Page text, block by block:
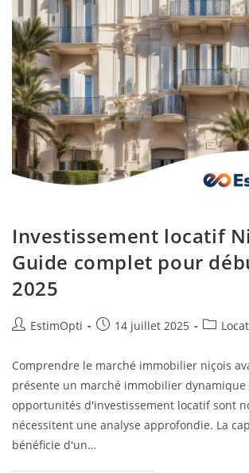
Investissement locatif
Guide complet pour
2025
EstimOpti 14 juillet 2025
Comprendre le marché immobilier niçois
présente un marché immobilier dynamique
opportunités d'investissement locatif sont
nécessitent une analyse approfondie. La
bénéficie d'un…